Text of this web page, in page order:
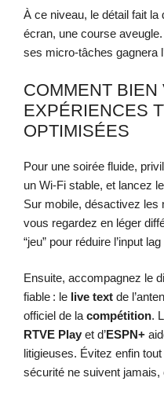
À ce niveau, le détail fait
écran, une course
ses micro-tâches gagnera
COMMENT BIEN
EXPÉRIENCES
OPTIMISÉES
Pour une soirée fluide,
un Wi‑Fi stable, et lancez le
Sur mobile, désactivez les
vous regardez en léger
“jeu” pour réduire l’input
Ensuite, accompagnez le
fiable : le live text de
officiel de la compétition.
RTVE Play et d’ESPN+
litigieuses. Évitez enfin
sécurité ne suivent jamais,